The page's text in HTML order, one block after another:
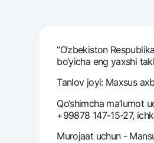
Pul oʻtkazmalari
Tariflar
Ko'p beriladigan
Sayt
“O‘zbekiston
bo‘yicha eng yaxshi
Tanlov joyi: Maxsus
Qo‘shimcha ma’lumot
+99878 147-15-27,
Murojaat uchun -